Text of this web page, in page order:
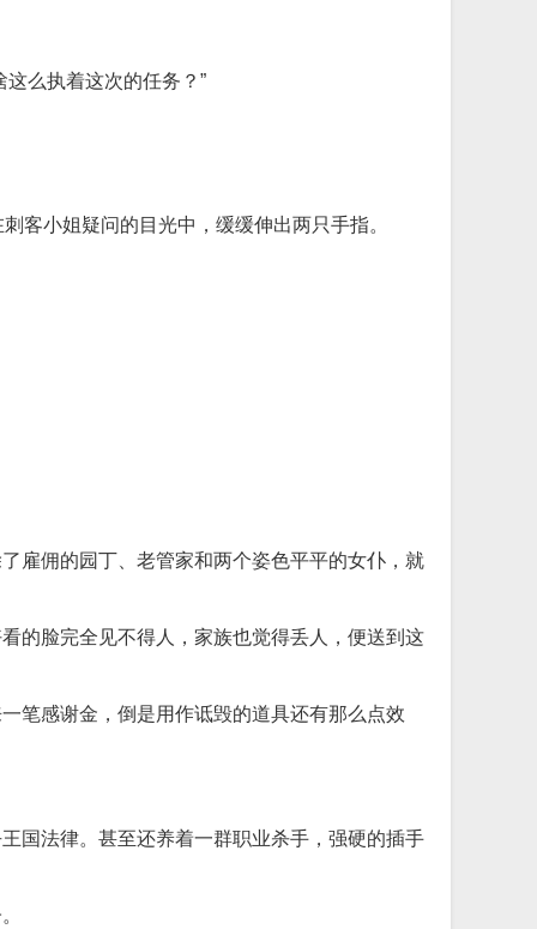
么执着这次的任务？”
客小姐疑问的目光中，缓缓伸出两只手指。
雇佣的园丁、老管家和两个姿色平平的女仆，就
的脸完全见不得人，家族也觉得丢人，便送到这
笔感谢金，倒是用作诋毁的道具还有那么点效
国法律。甚至还养着一群职业杀手，强硬的插手